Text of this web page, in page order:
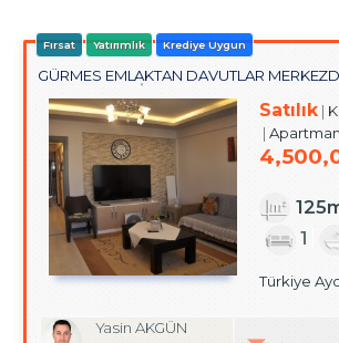
Fırsat Yatırımlık Krediye Uygun
GÜRMES EMLAKTAN DAVUTLAR
SATILIK 3+1 DAİRE
Satılık
1
Türkiye
Yasin AKGÜN